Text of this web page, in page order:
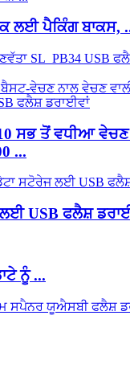
ਲਈ ਪੈਕਿੰਗ ਬਾਕਸ,
ਸਭ ਤੋਂ ਵਧੀਆ
...
USB ਫਲੈਸ਼
ਨੂੰ ...